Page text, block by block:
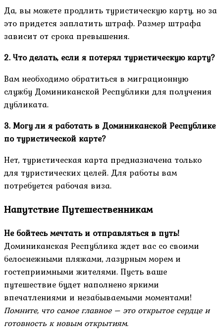
Да, вы можете продлить туристическую карту, но за
это придется заплатить штраф. Размер штрафа
зависит от срока превышения.
2. Что делать, если я потерял туристическую карту?
Вам необходимо обратиться в миграционную
службу Доминиканской Республики для получения
дубликата.
3. Могу ли я работать в Доминиканской Республике
по туристической карте?
Нет, туристическая карта предназначена только
для туристических целей. Для работы вам
потребуется рабочая виза.
Напутствие Путешественникам
Не бойтесь мечтать и отправляться в путь!
Доминиканская Республика ждет вас со своими
белоснежными пляжами, лазурным морем и
гостеприимными жителями. Пусть ваше
путешествие будет наполнено яркими
впечатлениями и незабываемыми моментами!
Помните, что самое главное – это открытое сердце и
готовность к новым открытиям.